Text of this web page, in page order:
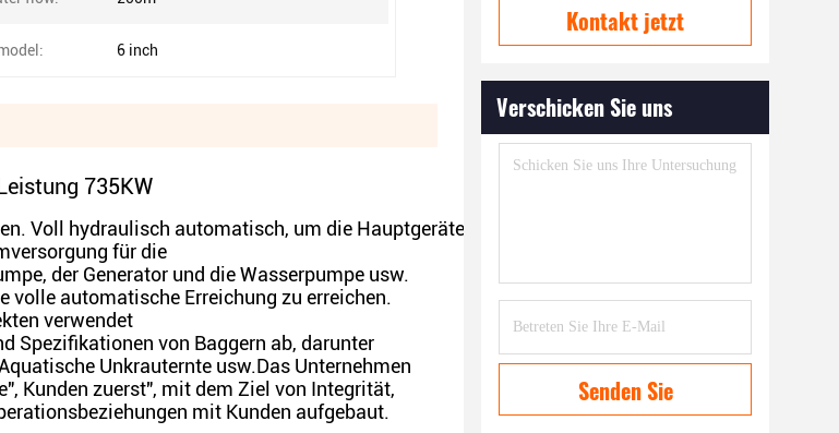
6 inch
735KW
Voll hydraulisch automatisch, um die Hauptgeräte anzutreiben.
für die
der Generator und die Wasserpumpe usw.
volle automatische Erreichung zu erreichen.
verwendet
Spezifikationen von Baggern ab, darunter
Unkrauternte usw.Das Unternehmen
Kunden zuerst", mit dem Ziel von Integrität,
mit Kunden aufgebaut.
Kontakt jetzt
Verschicken Sie uns
Senden Sie